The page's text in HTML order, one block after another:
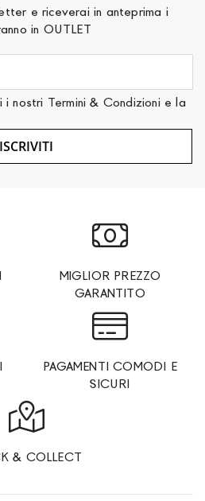
e riceverai in anteprima i
in OUTLET
i nostri Termini & Condizioni e la
ISCRIVITI
MIGLIOR PREZZO
GARANTITO
PAGAMENTI COMODI E
SICURI
& COLLECT